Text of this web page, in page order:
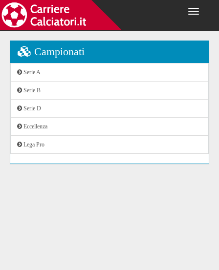
Campionati
Serie A
Serie B
Serie D
Eccellenza
Lega Pro